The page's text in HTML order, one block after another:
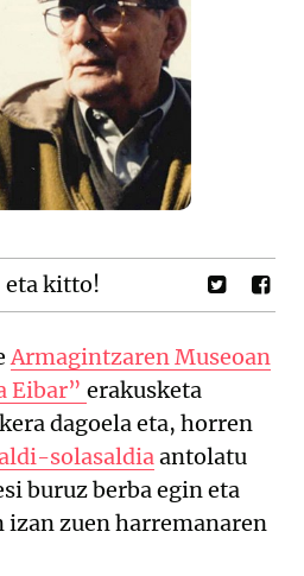
eta kitto!
Armagintzaren Museoan
Eibar” erakusketa
dagoela eta, horren
solasaldiaantolatu
buruz berba egin eta
zuen harremanaren